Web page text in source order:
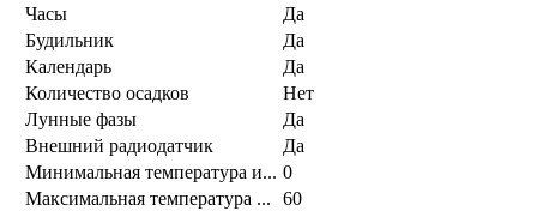
Часы
Да
Будильник
Да
Календарь
Да
Количество осадков
Нет
Лунные фазы
Да
Внешний радиодатчик
Да
Минимальная температура и... 0
Максимальная температура ...
60